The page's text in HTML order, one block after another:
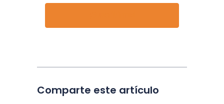
Comparte este artículo